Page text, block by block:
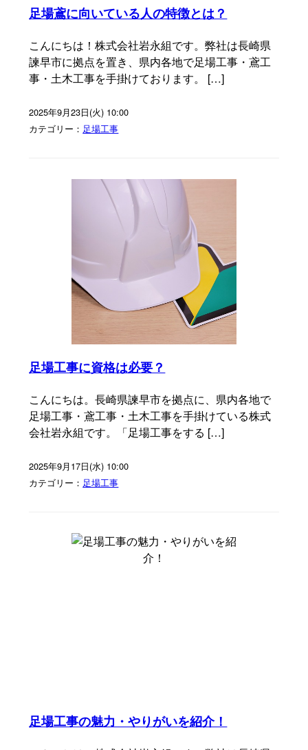
足場鳶に向いている人の特徴とは？
こんにちは！株式会社岩永組です。弊社は長崎県
諫早市に拠点を置き、県内各地で足場工事・鳶工
事・土木工事を手掛けております。 […]
2025年9月23日(火) 10:00
カテゴリー： 足場工事
足場工事に資格は必要？
こんにちは。長崎県諫早市を拠点に、県内各地で
足場工事・鳶工事・土木工事を手掛けている株式
会社岩永組です。「足場工事をする […]
2025年9月17日(水) 10:00
カテゴリー： 足場工事
足場工事の魅力・やりがいを紹介！